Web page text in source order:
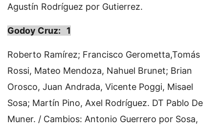
Agustín Rodríguez por Gutierrez.
Godoy Cruz: 1
Roberto Ramírez; Francisco Gerometta,Tomás
Rossi, Mateo Mendoza, Nahuel Brunet; Brian
Orosco, Juan Andrada, Vicente Poggi, Misael
Sosa; Martín Pino, Axel Rodríguez. DT Pablo De
Muner. / Cambios: Antonio Guerrero por Sosa,